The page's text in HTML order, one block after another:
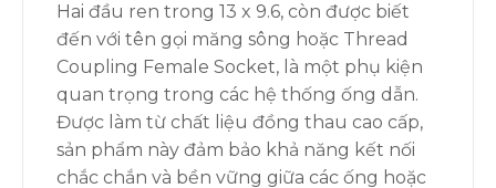
Hai đầu ren trong 13 x 9.6, còn được biết
đến với tên gọi măng sông hoặc Thread
Coupling Female Socket, là một phụ kiện
quan trọng trong các hệ thống ống dẫn.
Được làm từ chất liệu đồng thau cao cấp,
sản phẩm này đảm bảo khả năng kết nối
chắc chắn và bền vững giữa các ống hoặc